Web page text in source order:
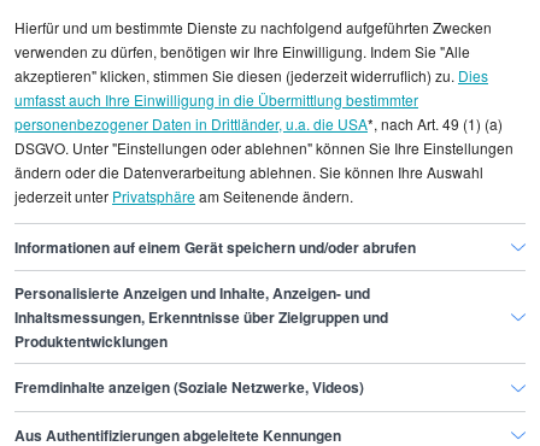
ups aus, wobei letztere manchmal Beteiligungen
als Kompensation anbieten. Für Modellierer lohnt
es sich, bei der Jobwahl nicht nur das
Grundgehalt zu betrachten, sondern auch
Entwicklungsperspektiven, Projektvielfalt und die
langfristige Branchendynamik zu berücksichtigen.
Finde den Job,
der zu dir passt.
Hierfür und um bestimmte Dienste zu nachfolgend aufgeführten Zwecken
verwenden zu dürfen, benötigen wir Ihre Einwilligung. Indem Sie "Alle
akzeptieren" klicken, stimmen Sie diesen (jederzeit widerruflich) zu. Dies
umfasst auch Ihre Einwilligung in die Übermittlung bestimmter
personenbezogener Daten in Drittländer, u.a. die USA*, nach Art. 49 (1) (a)
DSGVO. Unter "Einstellungen oder ablehnen" können Sie Ihre Einstellungen
ändern oder die Datenverarbeitung ablehnen. Sie können Ihre Auswahl
jederzeit unter Privatsphäream Seitenende ändern.
Informationen auf einem Gerät speichern und/oder abrufen
Personalisierte Anzeigen und Inhalte, Anzeigen- und
Inhaltsmessungen, Erkenntnisse über Zielgruppen und
Produktentwicklungen
Fremdinhalte anzeigen (Soziale Netzwerke, Videos)
Aus Authentifizierungen abgeleitete Kennungen